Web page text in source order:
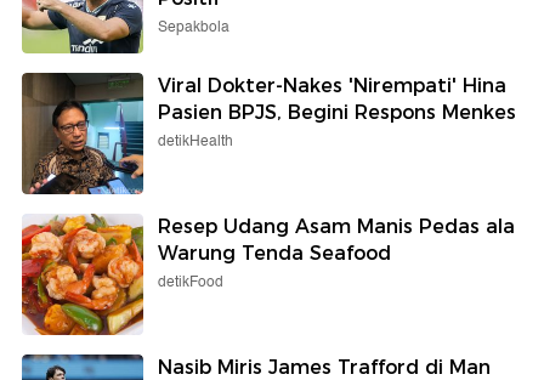
Sepakbola
Viral Dokter-Nakes 'Nirempati' Hina
Pasien BPJS, Begini Respons Menkes
detikHealth
Resep Udang Asam Manis Pedas ala
Warung Tenda Seafood
detikFood
Nasib Miris James Trafford di Man